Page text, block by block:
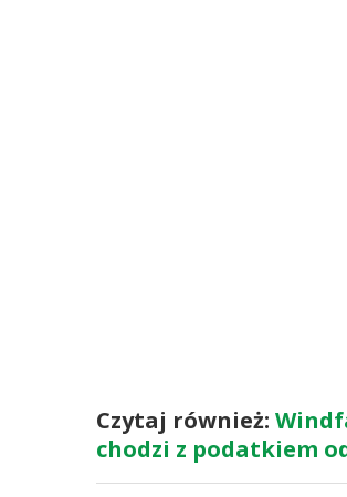
Czytaj również:
chodzi z podatkiem